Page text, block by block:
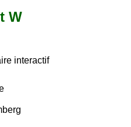
W
interactif